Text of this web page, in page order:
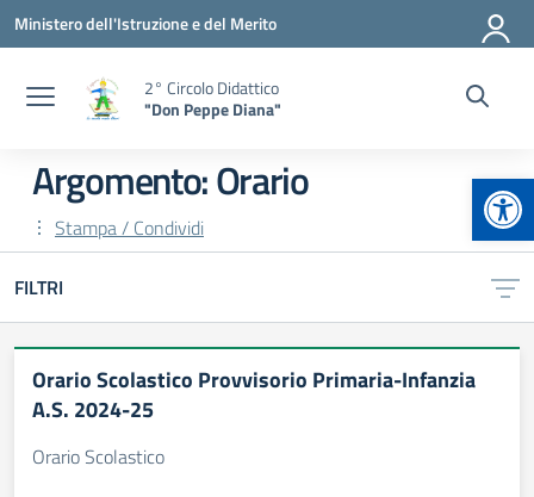
Vai ai contenuti
Vai al menu di navigazione
Vai al footer
Ministero dell'Istruzione e del Merito
2° Circolo Didattico
"Don Peppe Diana"
Argomento: Orario
Stampa / Condividi
FILTRI
Orario Scolastico Provvisorio Primaria-Infanzia
A.S. 2024-25
Orario Scolastico